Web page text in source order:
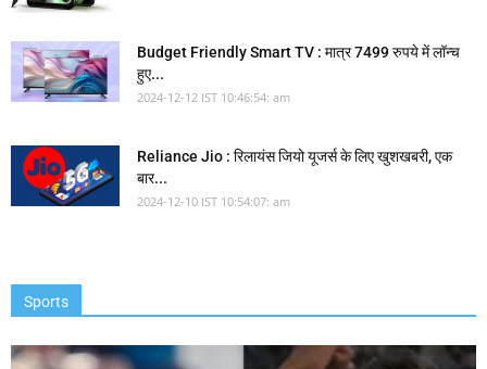
Budget Friendly Smart TV : मात्र 7499 रुपये में लॉन्च
हुए...
2024-12-12 IST 10:46:54: am
Reliance Jio : रिलायंस जियो यूजर्स के लिए खुशखबरी, एक
बार...
2024-12-10 IST 10:54:07: am
Sports